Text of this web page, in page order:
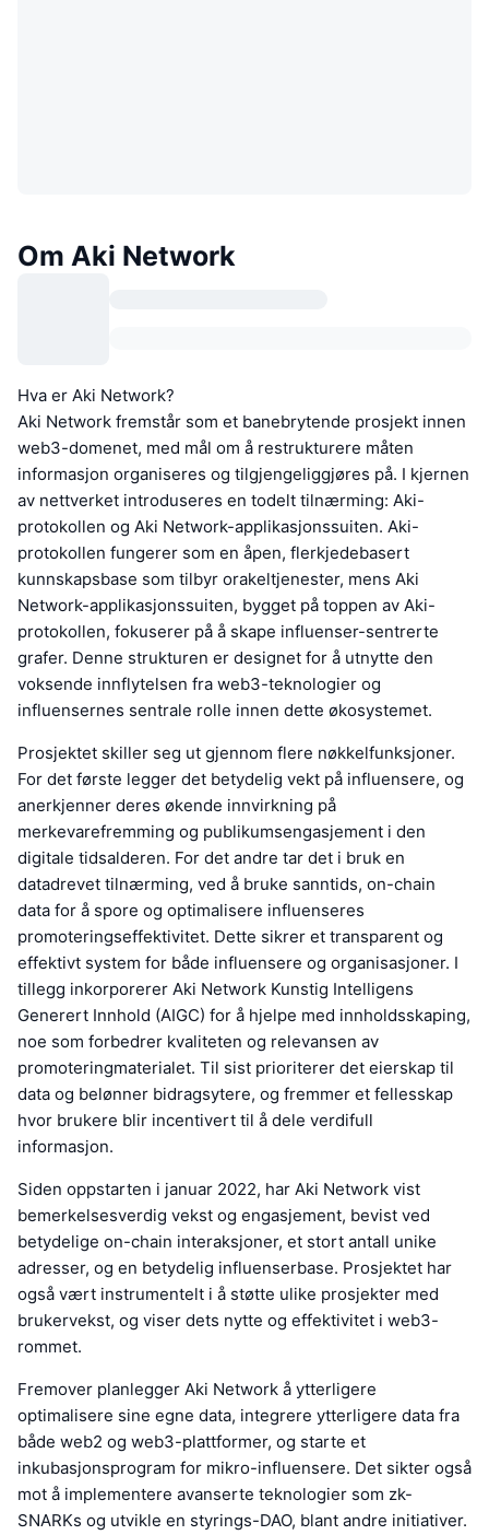
Om Aki Network
Hva er Aki Network?
Aki Network fremstår som et banebrytende prosjekt innen
web3-domenet, med mål om å restrukturere måten
informasjon organiseres og tilgjengeliggjøres på. I kjernen
av nettverket introduseres en todelt tilnærming: Aki-
protokollen og Aki Network-applikasjonssuiten. Aki-
protokollen fungerer som en åpen, flerkjedebasert
kunnskapsbase som tilbyr orakeltjenester, mens Aki
Network-applikasjonssuiten, bygget på toppen av Aki-
protokollen, fokuserer på å skape influenser-sentrerte
grafer. Denne strukturen er designet for å utnytte den
voksende innflytelsen fra web3-teknologier og
influensernes sentrale rolle innen dette økosystemet.
Prosjektet skiller seg ut gjennom flere nøkkelfunksjoner.
For det første legger det betydelig vekt på influensere, og
anerkjenner deres økende innvirkning på
merkevarefremming og publikumsengasjement i den
digitale tidsalderen. For det andre tar det i bruk en
datadrevet tilnærming, ved å bruke sanntids, on-chain
data for å spore og optimalisere influenseres
promoteringseffektivitet. Dette sikrer et transparent og
effektivt system for både influensere og organisasjoner. I
tillegg inkorporerer Aki Network Kunstig Intelligens
Generert Innhold (AIGC) for å hjelpe med innholdsskaping,
noe som forbedrer kvaliteten og relevansen av
promoteringmaterialet. Til sist prioriterer det eierskap til
data og belønner bidragsytere, og fremmer et fellesskap
hvor brukere blir incentivert til å dele verdifull
informasjon.
Siden oppstarten i januar 2022, har Aki Network vist
bemerkelsesverdig vekst og engasjement, bevist ved
betydelige on-chain interaksjoner, et stort antall unike
adresser, og en betydelig influenserbase. Prosjektet har
også vært instrumentelt i å støtte ulike prosjekter med
brukervekst, og viser dets nytte og effektivitet i web3-
rommet.
Fremover planlegger Aki Network å ytterligere
optimalisere sine egne data, integrere ytterligere data fra
både web2 og web3-plattformer, og starte et
inkubasjonsprogram for mikro-influensere. Det sikter også
mot å implementere avanserte teknologier som zk-
SNARKs og utvikle en styrings-DAO, blant andre initiativer.